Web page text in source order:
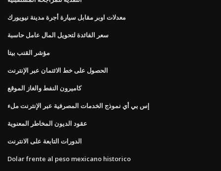
معدلات اوبر مقابل سيارة أجرة مدينة نيويورك
سعر الفائدة لتحويل المال عامل حاسبة
مؤشر القنب بيتا
الحصول على خط الائتمان عبر الإنترنت
كاميرون النفط والغاز الموقع
إس بي أي نموذج الخدمات المصرفية عبر الإنترنت ملء
عقود الديون المخاطر المعنوية
الدورات التابعة على الانترنت
Dolar frente al peso mexicano historico